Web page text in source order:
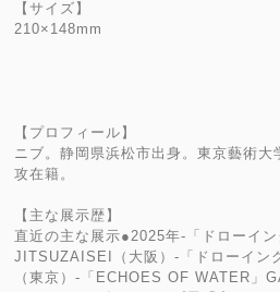
【サイズ】
210×148mm
【プロフィール】
ニブ。静岡県浜松市出身。東京藝術
攻在籍。
【主な展示歴】
直近の主な展示●2025年-「ドローイン
JITSUZAISEI（大阪）-「ドローイン
（東京）-「ECHOES OF WATER」